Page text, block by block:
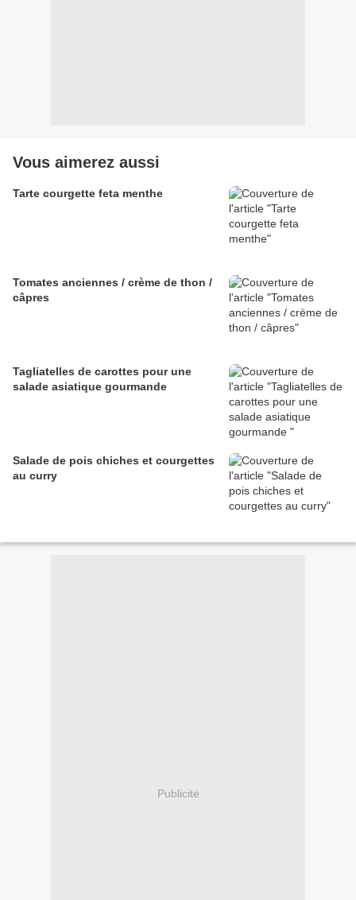
Vous aimerez aussi
Tarte courgette feta menthe
Tomates anciennes / crème de thon /
câpres
Tagliatelles de carottes pour une
salade asiatique gourmande
Salade de pois chiches et courgettes
au curry
Publicité